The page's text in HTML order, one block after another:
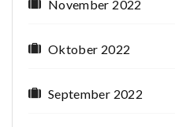
November 2022
Oktober 2022
September 2022